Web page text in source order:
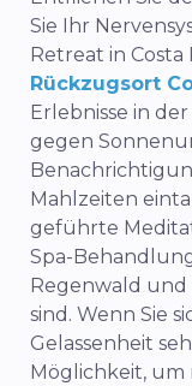
Sie Ihr
Retreat in
Rückzugsort
Erlebnisse in
gegen
Mahlzeiten
geführte
Spa-
Regenwald
sind. Wenn Sie
Gelassenheit
Möglichkeit, um